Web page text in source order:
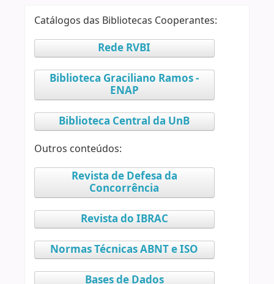
Catálogos das Bibliotecas Cooperantes:
Rede RVBI
Biblioteca Graciliano Ramos -
ENAP
Biblioteca Central da UnB
Outros conteúdos:
Revista de Defesa da
Concorrência
Revista do IBRAC
Normas Técnicas ABNT e ISO
Bases de Dados